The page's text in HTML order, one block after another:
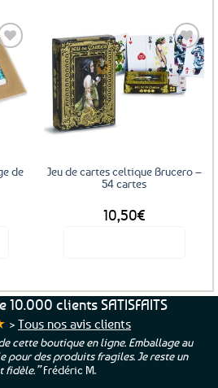
de
Ajouter
aux
Jeu de cartes celtique Brucero –
54 cartes
10,50€
10.000 clients SATISFAITS
> Tous nos avis clients
cette boutique en ligne. Emballage au
pour des produits fragiles. Je reste un
fidèle.”Frédéric M.